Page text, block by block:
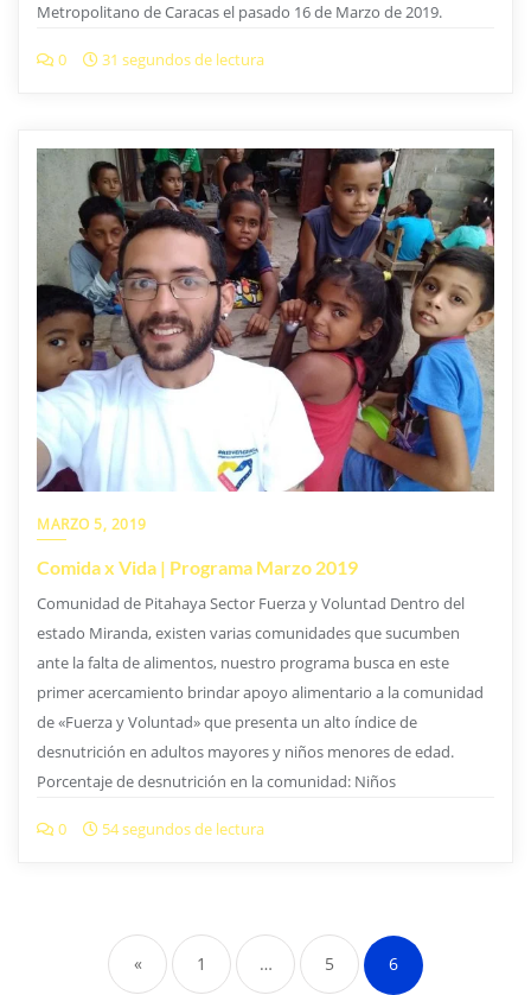
MARZO 5, 2019
Comida x Vida | Programa Marzo 2019
Comunidad de Pitahaya Sector Fuerza y Voluntad Dentro del
estado Miranda, existen varias comunidades que sucumben
ante la falta de alimentos, nuestro programa busca en este
primer acercamiento brindar apoyo alimentario a la comunidad
de «Fuerza y Voluntad» que presenta un alto índice de
Porcentaje de desnutrición en la comunidad: Niños
0 54 segundos de lectura
Copyright 2026 Fundacoven.
Todos los Derechos Reservados.